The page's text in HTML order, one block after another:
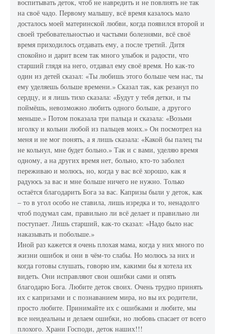
воспитывать деток, чтоб не навредить и не повлиять не так
на своё чадо. Первому малышу, всё время казалось мало
досталось моей материнской любви, когда появился второй и
своей требовательностью и частыми болезнями, всё своё
время приходилось отдавать ему, а после третий. Дитя
спокойно и дарит всем так много улыбок и радости, что
старший глядя на него, отдавал ему своё время. Но как-то
один из детей сказал: «Ты любишь этого больше чем нас, ты
ему уделяешь больше времени.» Сказал так, как резанул по
сердцу, и я лишь тихо сказала: «Будут у тебя детки, и ты
поймёшь, невозможно любить одного больше, а другого
меньше.» Потом показала три пальца и сказала: «Возьми
иголку и кольни любой из пальцев моих.» Он посмотрел на
меня и не мог понять, а я лишь сказала: «Какой бы палец ты
не кольнул, мне будет больно.» Так и с вами, уделяю время
одному, а на других время нет, больно, кто-то заболел
переживаю и молюсь, но, когда у вас всё хорошо, как я
радуюсь за вас и мне больше ничего не нужно. Только
остаётся благодарить Бога за вас. Капризы были у деток, как
– то в угол особо не ставила, лишь изредка и то, ненадолго
чтоб подумал сам, правильно ли всё делает и правильно ли
поступает. Лишь старший, как-то сказал: «Надо было нас
наказывать и побольше.»
Иной раз кажется я очень плохая мама, когда у них много по
жизни ошибок и они в чём-то слабы. Но молюсь за них и
когда готовы слушать, говорю им, какими бы я хотела их
видеть. Они исправляют свои ошибки сами и опять
благодарю Бога. Любите деток своих. Очень трудно принять
их с капризами и с познаванием мира, но вы их родители,
просто любите. Принимайте их с ошибками и любите, мы
все неидеальны и делаем ошибки, но любовь спасает от всего
плохого. Храни Господи, деток наших!!!